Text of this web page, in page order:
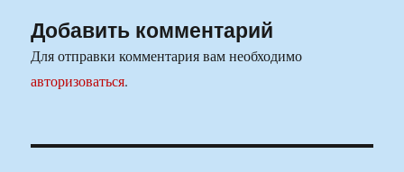
Добавить комментарий
Для отправки комментария вам необходимо
авторизоваться.